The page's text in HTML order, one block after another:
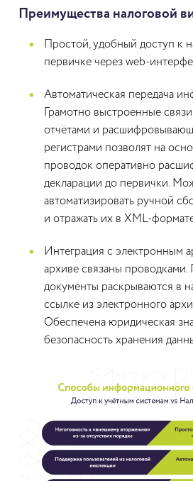
Преимущества налоговой
Простой, удобный доступ к
первичке через web-
Автоматическая передача
Грамотно выстроенные
отчётами и
регистрами позволят на
проводок оперативно
декларации до первички.
автоматизировать ручной
и отражать их в XML-
Интеграция с электронным
архиве связаны
документы раскрываются в
ссылке из электронного
Обеспечена юридическая
безопасность хранения